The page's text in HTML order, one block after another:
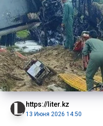
https://liter.kz
13 Июня 2026 14:50